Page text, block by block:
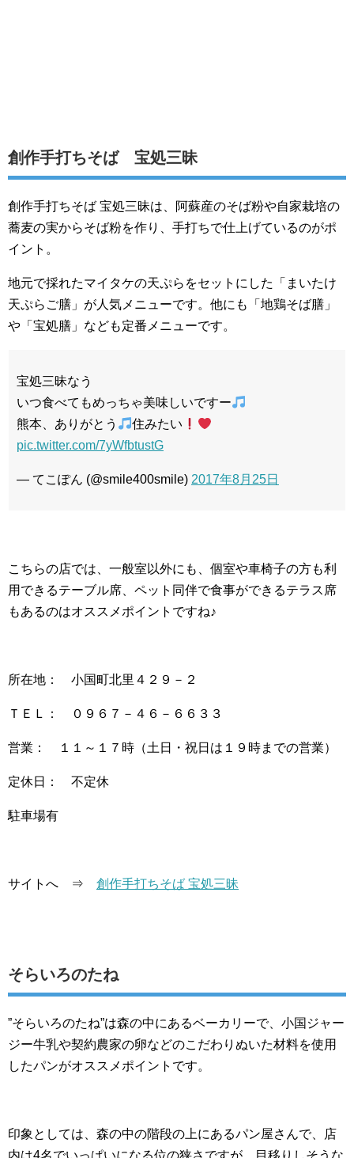
創作手打ちそば 宝処三昧
創作手打ちそば 宝処三昧は、阿蘇産のそば粉や自家栽培の
蕎麦の実からそば粉を作り、手打ちで仕上げているのがポ
イント。
地元で採れたマイタケの天ぷらをセットにした「まいたけ
天ぷらご膳」が人気メニューです。他にも「地鶏そば膳」
や「宝処膳」なども定番メニューです。
宝処三昧なう
いつ食べてもめっちゃ美味しいですー
熊本、ありがとう
住みたい
pic.twitter.com/7yWfbtustG
— てこぽん (@smile400smile) 2017年8月25日
こちらの店では、一般室以外にも、個室や車椅子の方も利
用できるテーブル席、ペット同伴で食事ができるテラス席
もあるのはオススメポイントですね♪
所在地： 小国町北里４２９－２
ＴＥＬ： ０９６７－４６－６６３３
営業： １１～１７時（土日・祝日は１９時までの営業）
定休日： 不定休
駐車場有
サイトへ ⇒ 創作手打ちそば 宝処三昧
そらいろのたね
”そらいろのたね”は森の中にあるベーカリーで、小国ジャー
ジー牛乳や契約農家の卵などのこだわりぬいた材料を使用
したパンがオススメポイントです。
印象としては、森の中の階段の上にあるパン屋さんで、店